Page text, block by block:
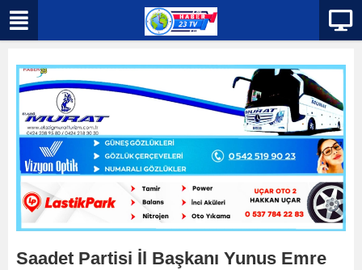
Saadet Partisi İl Başkanı Yunus Emre